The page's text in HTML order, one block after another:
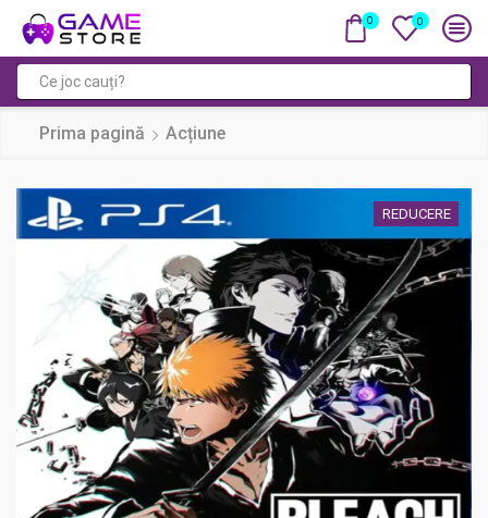
0 0
de
Prima pagină Acțiune
REDUCERE